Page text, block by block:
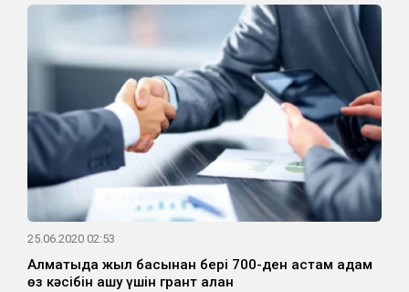
25.06.2020 02:53
Алматыда жыл басынан бері 700-ден астам адам
өз кәсібін ашу үшін грант алған